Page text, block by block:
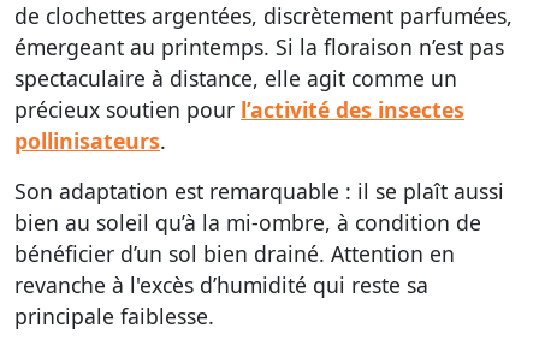
de clochettes argentées, discrètement parfumées,
émergeant au printemps. Si la floraison n’est pas
spectaculaire à distance, elle agit comme un
précieux soutien pour l’activité des insectes
pollinisateurs.
Son adaptation est remarquable : il se plaît aussi
bien au soleil qu’à la mi-ombre, à condition de
bénéficier d’un sol bien drainé. Attention en
revanche à l'excès d’humidité qui reste sa
principale faiblesse.